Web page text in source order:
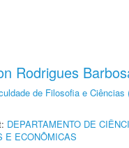
Rodrigues
de Filosofia e Ciências
DEPARTAMENTO DE
E ECONÔMICAS